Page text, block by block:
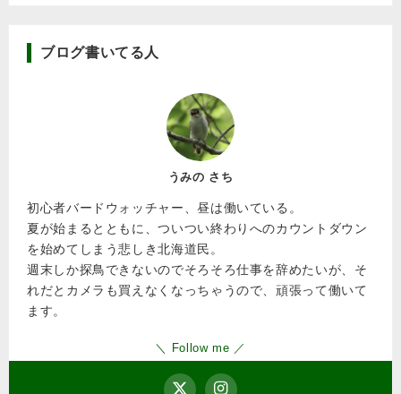
ブログ書いてる人
うみの さち
初心者バードウォッチャー、昼は働いている。
夏が始まるとともに、ついつい終わりへのカウントダウン
を始めてしまう悲しき北海道民。
週末しか探鳥できないのでそろそろ仕事を辞めたいが、そ
れだとカメラも買えなくなっちゃうので、頑張って働いて
ます。
＼ Follow me ／